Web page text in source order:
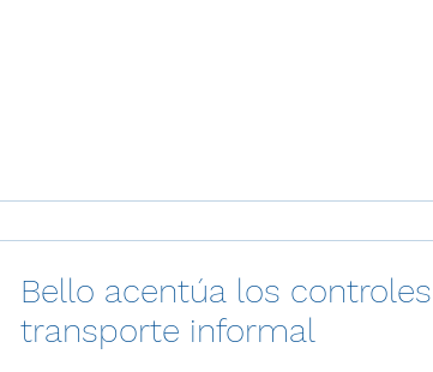
Bello acentúa los
transporte informal